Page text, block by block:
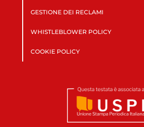
GESTIONE DEI RECLAMI
WHISTLEBLOWER POLICY
COOKIE POLICY